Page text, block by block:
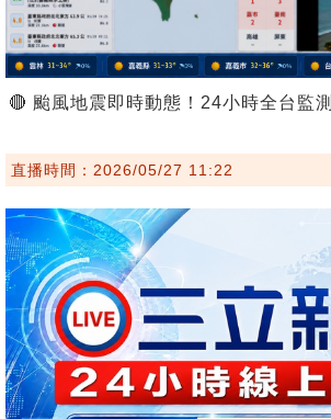
🔴 颱風地震即時動態！24小時全台監測
直播時間：2026/05/27 11:22